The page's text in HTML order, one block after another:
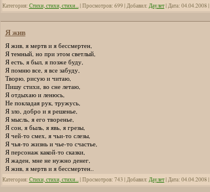
Категория: Стихи, стихи, стихи...| Просмотров: 699 | Добавил: Даулет| Дата: 04.04.2008 |
Я жив
Я жив, я мертв и я бессмертен,
Я темный, но при этом светлый,
Я есть, я был, я позже буду,
Я помню все, я все забуду,
Творю, рисую и читаю,
Пишу стихи, во сне летаю,
Я отдыхаю и ленюсь,
Не покладая рук, тружусь,
Я зло, добро и я решенье,
Я мысль, я его творенье,
Я сон, я быль, я явь, я грезы,
Я чей-то смех, я чьи-то слезы,
Я чья-то жизнь и чье-то счастье,
Я персонаж какой-то сказки,
Я жаден, мне не нужно денег,
Я жив, я мертв и я бессмертен..
Категория: Стихи, стихи, стихи...| Просмотров: 743 | Добавил: Даулет| Дата: 04.04.2008 |